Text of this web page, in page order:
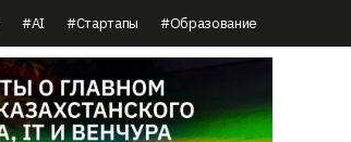
#AI #Стартапы #Образование